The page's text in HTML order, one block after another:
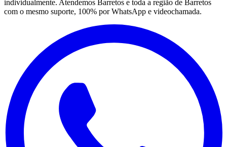
individualmente. Atendemos Barretos e toda a região de Barretos
com o mesmo suporte, 100% por WhatsApp e videochamada.